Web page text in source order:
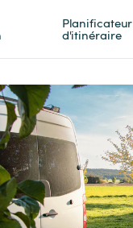
Planificateur
d'itinéraire